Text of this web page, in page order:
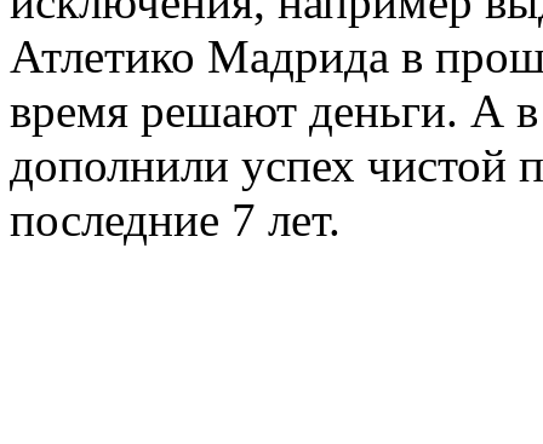
Атлетико Мадрида в
время решают деньги. А
дополнили успех
последние 7 лет.